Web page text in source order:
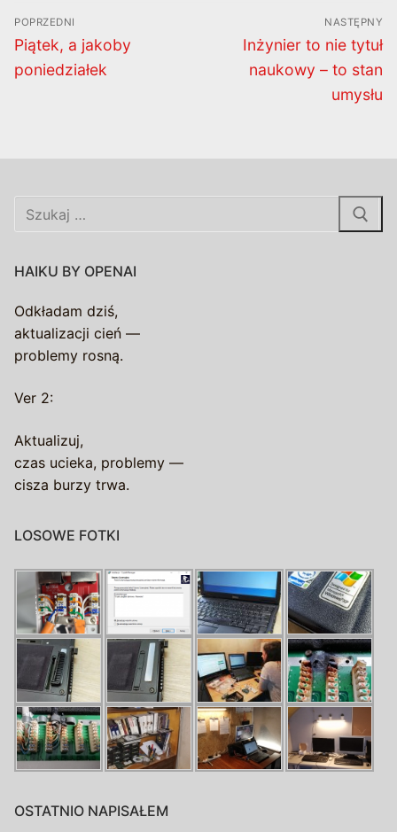
Nawigacja
wpisu
POPRZEDNI
Poprzedni
wpis:
Piątek, a jakoby
poniedziałek
NASTĘPNY
Następny
wpis:
Inżynier to nie tytuł
naukowy – to stan
umysłu
Szukaj:
HAIKU BY OPENAI
Odkładam dziś,
aktualizacji cień —
problemy rosną.
Ver 2:
Aktualizuj,
czas ucieka, problemy —
cisza burzy trwa.
LOSOWE FOTKI
OSTATNIO NAPISAŁEM